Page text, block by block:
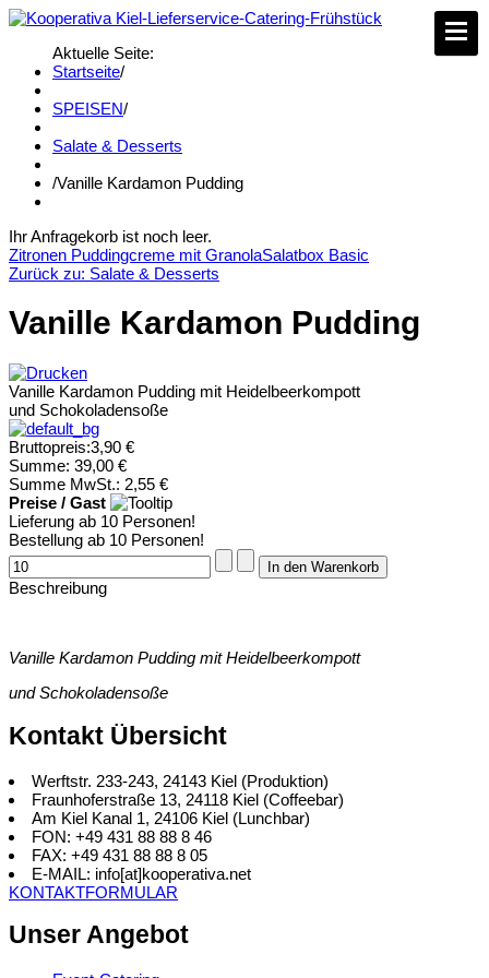
Aktuelle Seite:
Startseite/
SPEISEN/
Salate & Desserts
/Vanille Kardamon Pudding
Ihr Anfragekorb ist noch leer.
Zitronen Puddingcreme mit GranolaSalatbox Basic
Zurück zu: Salate & Desserts
Vanille Kardamon Pudding
Vanille Kardamon Pudding mit Heidelbeerkompott
und Schokoladensoße
Bruttopreis:3,90 €
Summe: 39,00 €
Summe MwSt.: 2,55 €
Preise / Gast
Lieferung ab 10 Personen!
Bestellung ab 10 Personen!
Beschreibung
Vanille Kardamon Pudding mit Heidelbeerkompott
und Schokoladensoße
Kontakt Übersicht
Werftstr. 233-243, 24143 Kiel (Produktion)
Fraunhoferstraße 13, 24118 Kiel (Coffeebar)
Am Kiel Kanal 1, 24106 Kiel (Lunchbar)
FON: +49 431 88 88 8 46
FAX: +49 431 88 88 8 05
E-MAIL: info[at]kooperativa.net
KONTAKTFORMULAR
Unser Angebot